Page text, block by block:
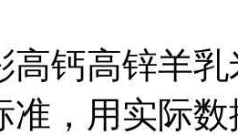
高钙高锌羊
准，用实际